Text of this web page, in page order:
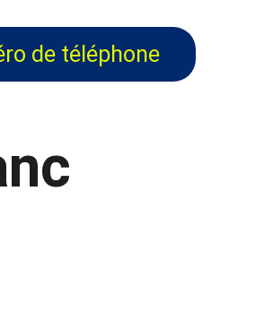
de téléphone